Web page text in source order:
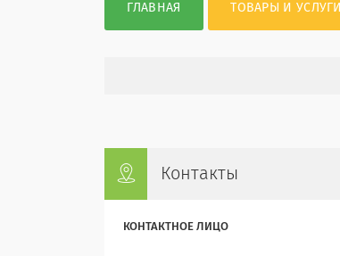
ГЛАВНАЯ ТОВАРЫ И УСЛУГИ
Контакты